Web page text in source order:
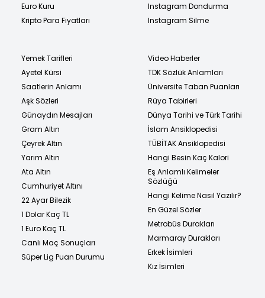
Euro Kuru
Kripto Para Fiyatları
Instagram Dondurma
Instagram Silme
Yemek Tarifleri
Ayetel Kürsi
Saatlerin Anlamı
Aşk Sözleri
Günaydın Mesajları
Gram Altın
Çeyrek Altın
Yarım Altın
Ata Altın
Cumhuriyet Altını
22 Ayar Bilezik
1 Dolar Kaç TL
1 Euro Kaç TL
Canlı Maç Sonuçları
Süper Lig Puan Durumu
Video Haberler
TDK Sözlük Anlamları
Üniversite Taban Puanları
Rüya Tabirleri
Dünya Tarihi ve Türk Tarihi
İslam Ansiklopedisi
TÜBİTAK Ansiklopedisi
Hangi Besin Kaç Kalori
Eş Anlamlı Kelimeler
Sözlüğü
Hangi Kelime Nasıl Yazılır?
En Güzel Sözler
Metrobüs Durakları
Marmaray Durakları
Erkek İsimleri
Kız İsimleri